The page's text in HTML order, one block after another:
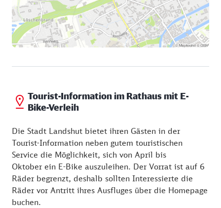
Tourist-Information im Rathaus mit E-
Bike-Verleih
Die Stadt Landshut bietet ihren Gästen in der
Tourist-Information neben gutem touristischen
Service die Möglichkeit, sich von April bis
Oktober ein E-Bike auszuleihen. Der Vorrat ist auf 6
Räder begrenzt, deshalb sollten Interessierte die
Räder vor Antritt ihres Ausfluges über die Homepage
buchen.